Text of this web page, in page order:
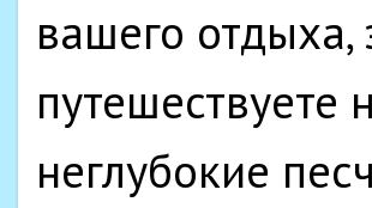
вашего
неглубокие